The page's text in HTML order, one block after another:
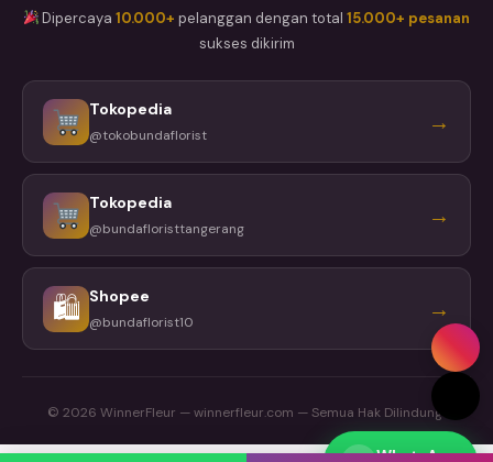
Dipercaya10.000+ pelanggan dengan total15.000+ pesanan
sukses dikirim
Tokopedia
@tokobundaflorist →
Tokopedia
@bundafloristtangerang →
🛍 Shopee
@bundaflorist10 →
© 2026 WinnerFleur — winnerfleur.com — Semua Hak Dilindungi
WhatsApp